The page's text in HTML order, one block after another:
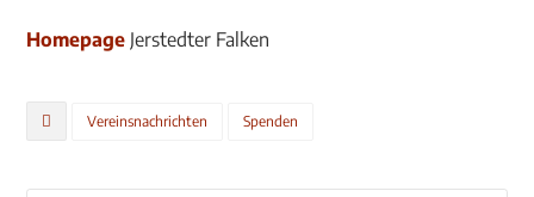
Homepage Jerstedter Falken
Vereinsnachrichten Spenden